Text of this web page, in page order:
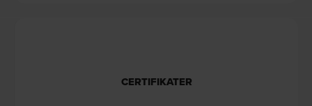
CERTIFIKATER